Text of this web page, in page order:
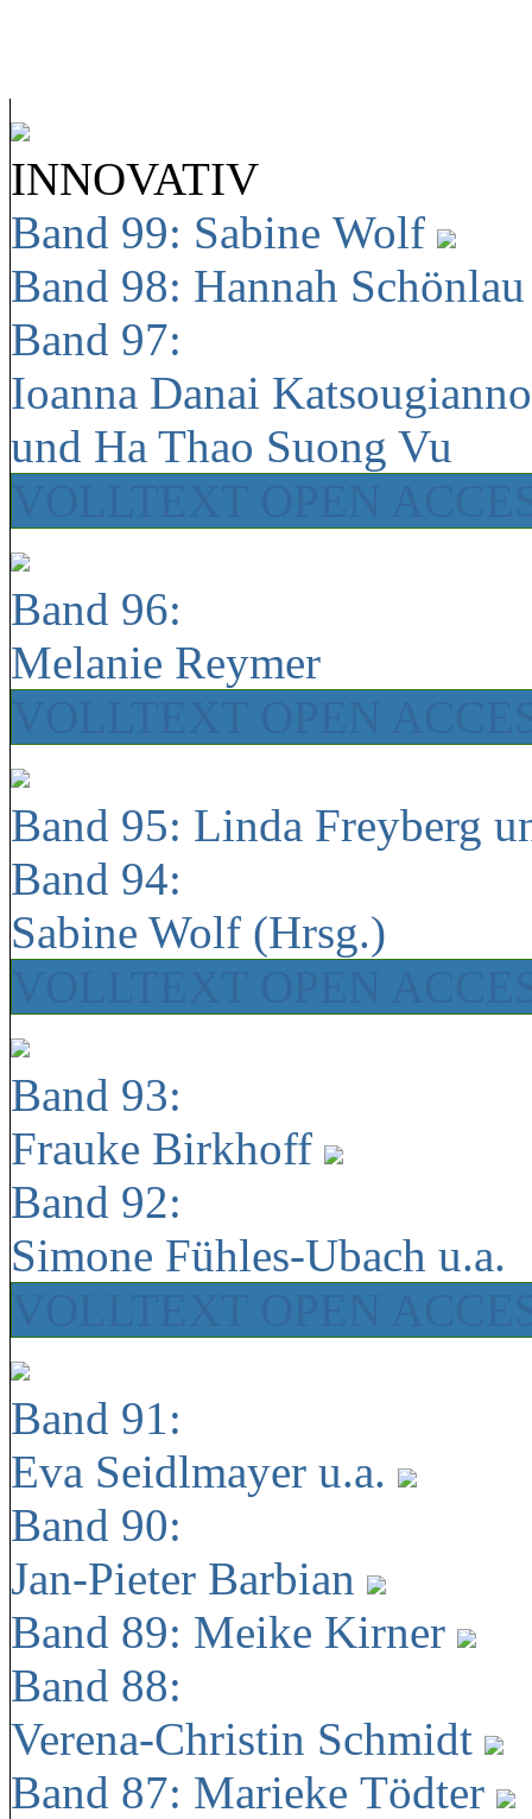
INNOVATIV
Band 99: Sabine Wolf
Band 98: Hannah
Band 97:
Ioanna Danai
und Ha Thao Suong Vu
Band 96:
Melanie Reymer
Band 95: Linda Freyberg
Band 94:
Sabine Wolf (Hrsg.)
Band 93:
Frauke Birkhoff
Band 92:
Simone Fühles-Ubach u.a.
Band 91:
Eva Seidlmayer u.a.
Band 90:
Jan-Pieter Barbian
Band 89: Meike Kirner
Band 88:
Verena-Christin Schmidt
Band 87: Marieke Tödter